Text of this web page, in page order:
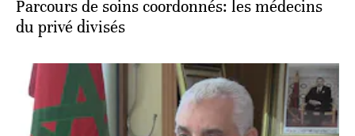
Parcours de soins coordonnés: les médecins
du privé divisés